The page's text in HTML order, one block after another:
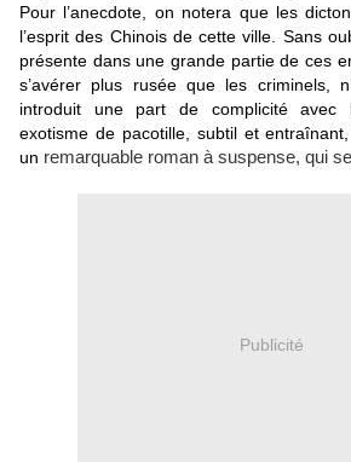
Pour l’anecdote, on notera que les
l’esprit des Chinois de cette ville. Sans
présente dans une grande partie de ces
s’avérer plus rusée que les criminels,
introduit une part de complicité avec
exotisme de pacotille, subtil et
un remarquable roman à suspense, qui
Publicité